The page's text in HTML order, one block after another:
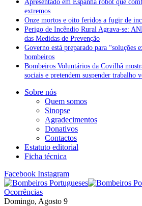
Apresentado em Espanha robot que
extremos
Onze mortos e oito feridos a fugir de
Perigo de Incêndio Rural Agrava-se:
das Medidas de Prevenção
Governo está preparado para “soluções
bombeiros
Bombeiros Voluntários da Covilhã
sociais e pretendem suspender trabalho
Sobre nós
Quem somos
Sinopse
Agradecimentos
Donativos
Contactos
Estatuto editorial
Ficha técnica
Facebook Instagram
Ocorrências
Domingo, Agosto 9